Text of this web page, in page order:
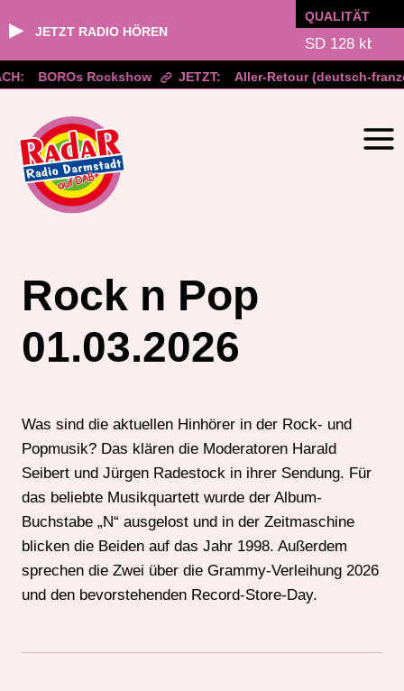
▶ JETZT RADIO HÖREN
QUALITÄT
BOROs Rockshow JETZT: Aller-Retour (deutsch-
springen
Rock n Pop
01.03.2026
Was sind die aktuellen Hinhörer in der Rock- und
Popmusik? Das klären die Moderatoren Harald
Seibert und Jürgen Radestock in ihrer Sendung. Für
das beliebte Musikquartett wurde der Album-
Buchstabe „N“ ausgelost und in der Zeitmaschine
blicken die Beiden auf das Jahr 1998. Außerdem
sprechen die Zwei über die Grammy-Verleihung 2026
und den bevorstehenden Record-Store-Day.